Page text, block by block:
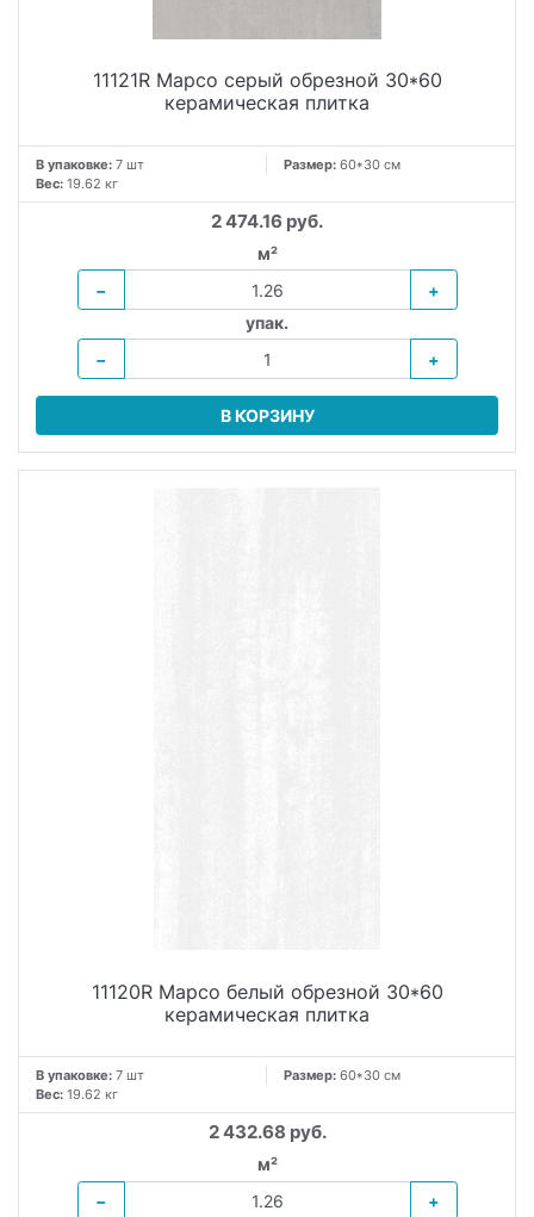
11121R Марсо серый обрезной 30*60
керамическая плитка
В упаковке: 7 шт Размер: 60*30 см
Вес: 19.62 кг
2 474.16 руб.
м²
−
+
упак.
−
+
В КОРЗИНУ
11120R Марсо белый обрезной 30*60
керамическая плитка
В упаковке: 7 шт Размер: 60*30 см
Вес: 19.62 кг
2 432.68 руб.
м²
−
+